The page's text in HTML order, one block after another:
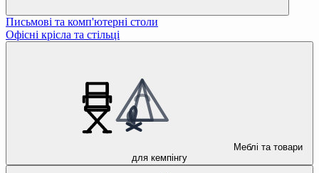
Письмові та комп'ютерні столи
Офісні крісла та стільці
Меблі та товари
для кемпінгу